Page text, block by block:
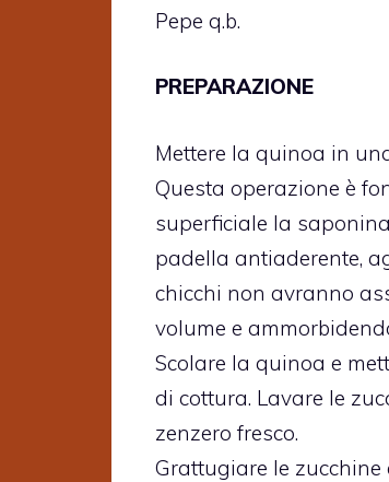
Pepe q.b.
PREPARAZIONE
Mettere la quinoa in
Questa operazione è
superficiale la
padella antiaderente,
chicchi non avranno
volume e
Scolare la quinoa e
di cottura. Lavare le
zenzero fresco.
Grattugiare le